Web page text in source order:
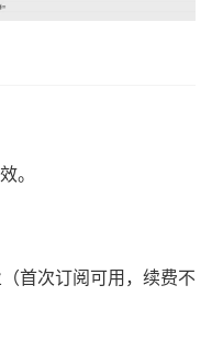
。
首次订阅可用，续费不